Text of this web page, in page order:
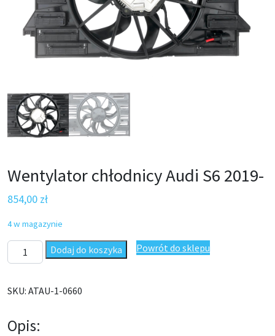
Wentylator chłodnicy Audi S6 2019-
854,00 zł
4 w magazynie
ilość Wentylator chłodnicy Audi S6 2019-
Dodaj do koszyka Powrót do sklepu
SKU: ATAU-1-0660
Opis: